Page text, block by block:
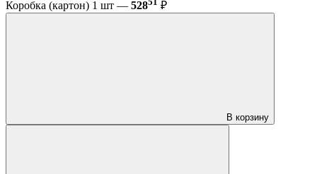
Коробка (картон) 1 шт — 528 ₽
В корзину